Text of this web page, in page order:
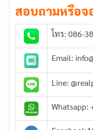
สอบถามหรือจ
โทร: 086-
Email:
Line:
Whatsapp: